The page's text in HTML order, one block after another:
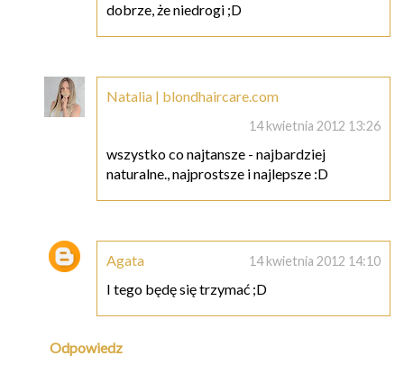
dobrze, że niedrogi ;D
Natalia | blondhaircare.com
14 kwietnia 2012 13:26
wszystko co najtansze - najbardziej
naturalne., najprostsze i najlepsze :D
Agata 14 kwietnia 2012 14:10
I tego będę się trzymać ;D
Odpowiedz